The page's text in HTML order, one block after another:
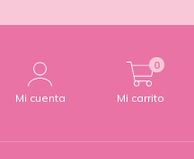
Mi cuenta Mi carrito
0